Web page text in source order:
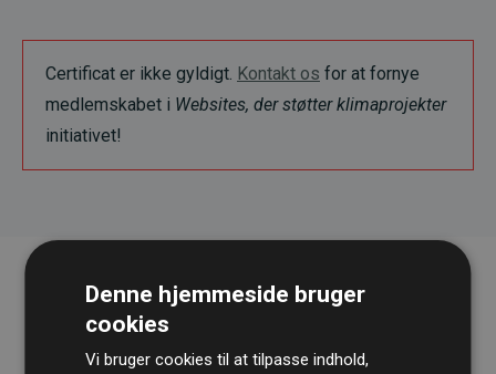
Certificat er ikke gyldigt. Kontakt os for at fornye
medlemskabet i Websites, der støtter klimaprojekter
initiativet!
Denne hjemmeside bruger
cookies
Vi bruger cookies til at tilpasse indhold,